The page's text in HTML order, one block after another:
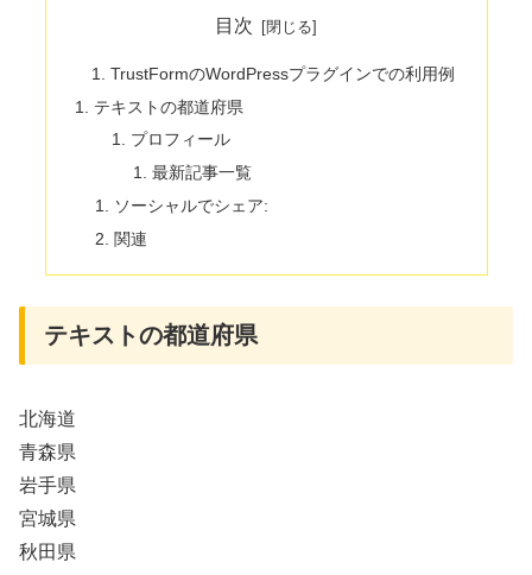
目次
TrustFormのWordPressプラグインでの利用例
テキストの都道府県
プロフィール
最新記事一覧
ソーシャルでシェア:
関連
テキストの都道府県
北海道
青森県
岩手県
宮城県
秋田県